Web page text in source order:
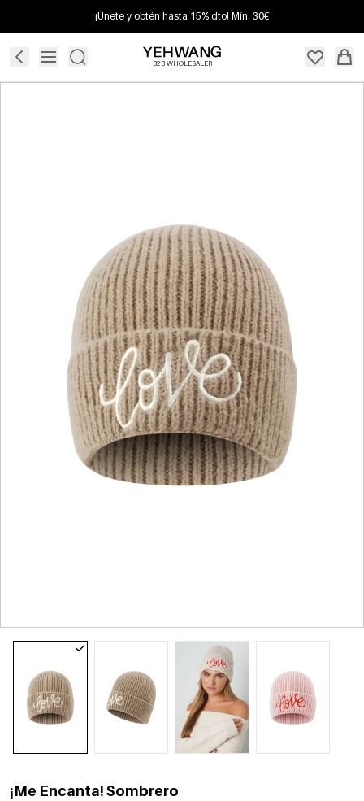
¡Únete y obtén hasta 15% dto! Mín. 30€
B2B WHOLESALER
¡Me Encanta! Sombrero